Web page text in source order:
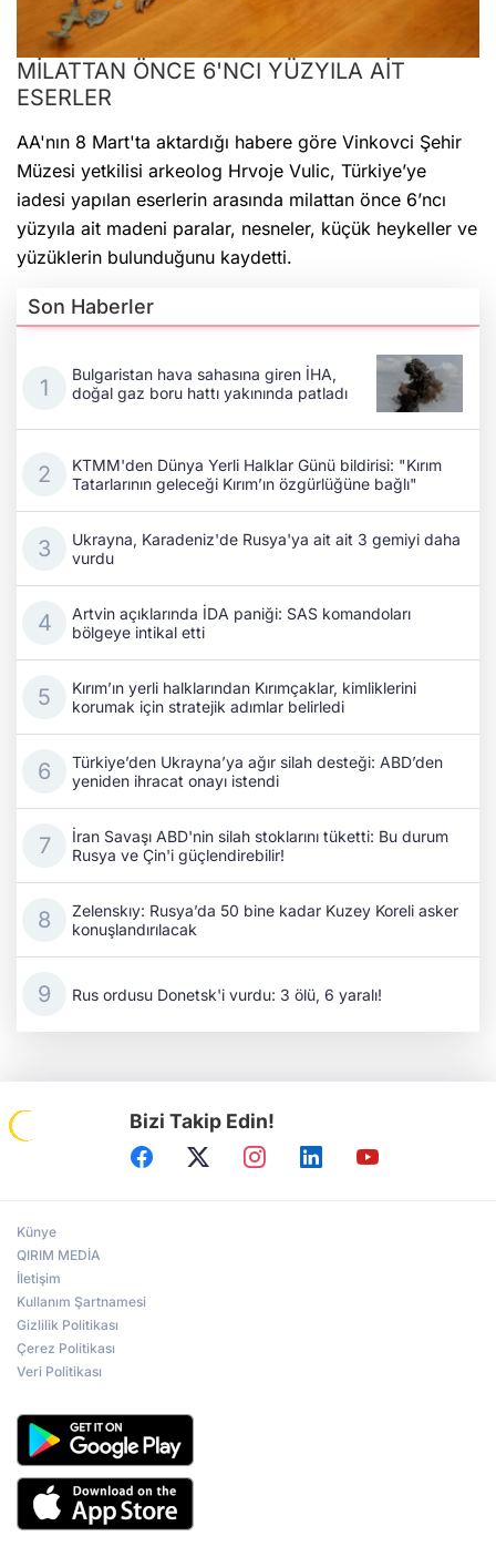
MİLATTAN ÖNCE 6'NCI YÜZYILA AİT
ESERLER
AA'nın 8 Mart'ta aktardığı habere göre Vinkovci Şehir
Müzesi yetkilisi arkeolog Hrvoje Vulic, Türkiye’ye
iadesi yapılan eserlerin arasında milattan önce 6’ncı
yüzyıla ait madeni paralar, nesneler, küçük heykeller ve
yüzüklerin bulunduğunu kaydetti.
Son Haberler
Bulgaristan hava sahasına giren İHA,
doğal gaz boru hattı yakınında patladı
KTMM'den Dünya Yerli Halklar Günü bildirisi: "Kırım
Tatarlarının geleceği Kırım’ın özgürlüğüne bağlı"
Ukrayna, Karadeniz'de Rusya'ya ait ait 3 gemiyi daha
vurdu
Artvin açıklarında İDA paniği: SAS komandoları
bölgeye intikal etti
Kırım’ın yerli halklarından Kırımçaklar, kimliklerini
korumak için stratejik adımlar belirledi
Türkiye’den Ukrayna’ya ağır silah desteği: ABD’den
yeniden ihracat onayı istendi
İran Savaşı ABD'nin silah stoklarını tüketti: Bu durum
Rusya ve Çin'i güçlendirebilir!
Zelenskıy: Rusya’da 50 bine kadar Kuzey Koreli asker
konuşlandırılacak
Rus ordusu Donetsk'i vurdu: 3 ölü, 6 yaralı!
Bizi Takip Edin!
Künye
QIRIM MEDİA
İletişim
Kullanım Şartnamesi
Gizlilik Politikası
Çerez Politikası
Veri Politikası